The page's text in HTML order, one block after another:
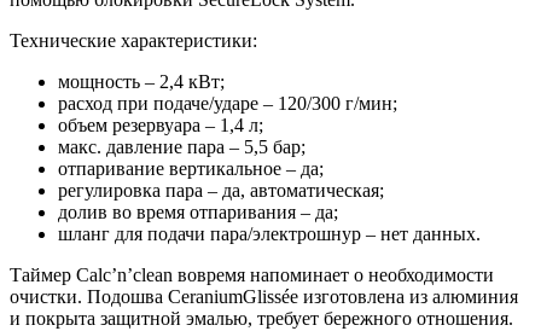
Технические характеристики:
мощность – 2,4 кВт;
расход при подаче/ударе – 120/300 г/мин;
объем резервуара – 1,4 л;
макс. давление пара – 5,5 бар;
отпаривание вертикальное – да;
регулировка пара – да, автоматическая;
долив во время отпаривания – да;
шланг для подачи пара/электрошнур – нет данных.
Таймер Calc’n’clean вовремя напоминает о необходимости
очистки. Подошва CeraniumGlissée изготовлена из алюминия
и покрыта защитной эмалью, требует бережного отношения.